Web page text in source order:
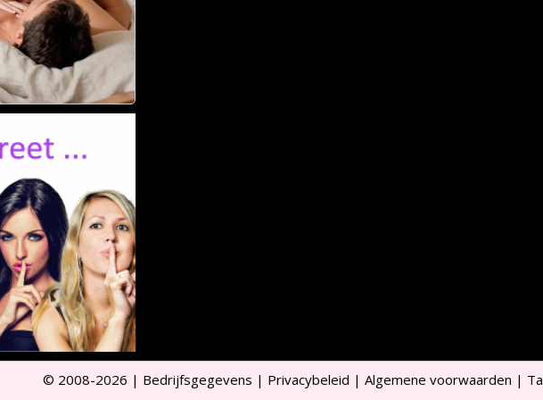
© 2008-2026 | Bedrijfsgegevens | Privacybeleid | Algemene voorwaarden |